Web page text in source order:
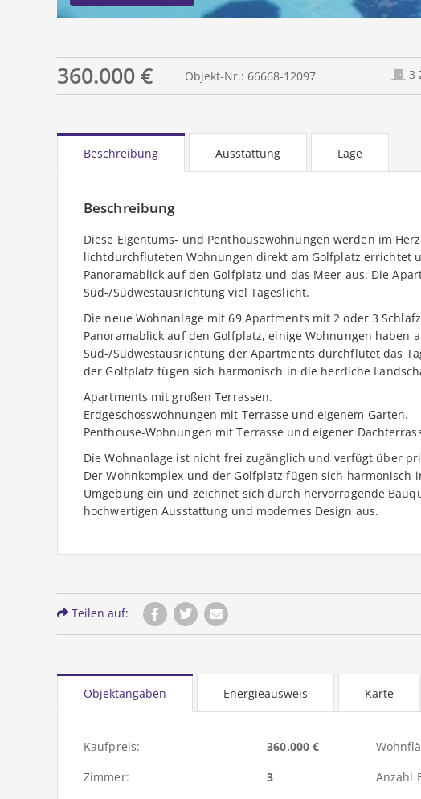
360.000 € Objekt-Nr.: 66668-12097 3
Beschreibung Ausstattung Lage
Beschreibung
Diese Eigentums- und Penthousewohnungen werden im
lichtdurchfluteten Wohnungen direkt am Golfplatz errichtet
Panoramablick auf den Golfplatz und das Meer aus. Die
Süd-/Südwestausrichtung viel Tageslicht.
Die neue Wohnanlage mit 69 Apartments mit 2 oder 3
Panoramablick auf den Golfplatz, einige Wohnungen haben
Süd-/Südwestausrichtung der Apartments durchflutet das
der Golfplatz fügen sich harmonisch in die herrliche
Apartments mit großen Terrassen.
Erdgeschosswohnungen mit Terrasse und eigenem Garten.
Penthouse-Wohnungen mit Terrasse und eigener
Die Wohnanlage ist nicht frei zugänglich und verfügt über
Der Wohnkomplex und der Golfplatz fügen sich
Umgebung ein und zeichnet sich durch hervorragende
hochwertigen Ausstattung und modernes Design aus.
Teilen auf:
Objektangaben Energieausweis Karte
Kaufpreis: 360.000 €
Zimmer:
3 Anzahl